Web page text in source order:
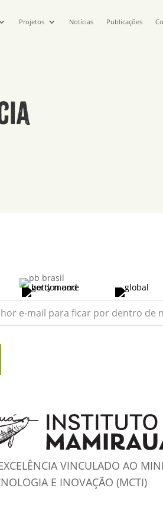
Projetos Notícias Publicações
VINCULADO AO
E INOVAÇÃO (MCTI)